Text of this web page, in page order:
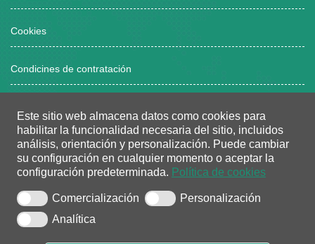
Este sitio web almacena datos como cookies para
habilitar la funcionalidad necesaria del sitio, incluidos
análisis, orientación y personalización. Puede cambiar
su configuración en cualquier momento o aceptar la
configuración predeterminada. Política de cookies
Comercialización
Personalización
Analítica
Cookies
Condicines de contratación
Horario atención al público
Lunes a viernes, de 8:00 a 15:00 horas
Dos tardes/semana: de 16:00 a 18:30 horas(bajo cita previa)